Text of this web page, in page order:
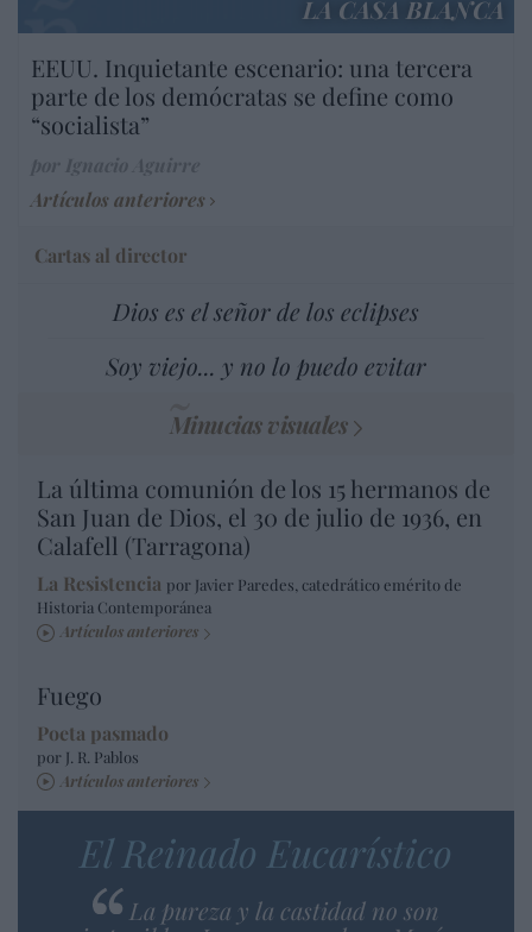
LA CASA BLANCA
EEUU. Inquietante escenario: una tercera
parte de los demócratas se define como
“socialista”
Artículos anteriores
Cartas al director
Dios es el señor de los eclipses
Soy viejo... y no lo puedo evitar
Minucias visuales
La última comunión de los 15 hermanos de
San Juan de Dios, el 30 de julio de 1936, en
Calafell (Tarragona)
La Resistencia por Javier Paredes, catedrático emérito de
Historia Contemporánea
Artículos anteriores
Fuego
Poeta pasmado
por J. R. Pablos
Artículos anteriores
El Reinado Eucarístico
La pureza y la castidad no son